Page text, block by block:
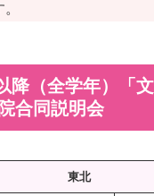
降（全学年）「
合同説明会
東北